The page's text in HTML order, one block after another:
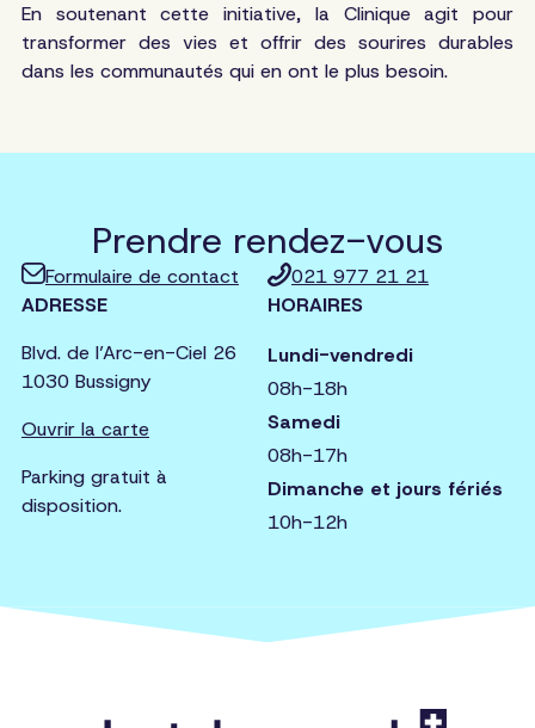
En soutenant cette initiative, la Clinique agit pour
transformer des vies et offrir des sourires durables
dans les communautés qui en ont le plus besoin.
Prendre rendez-vous
Formulaire de contact
021 977 21 21
ADRESSE
Blvd. de l’Arc-en-Ciel 26
1030 Bussigny
Ouvrir la carte
Parking gratuit à
disposition.
HORAIRES
Lundi-vendredi
08h-18h
Samedi
08h-17h
Dimanche et jours fériés
10h-12h